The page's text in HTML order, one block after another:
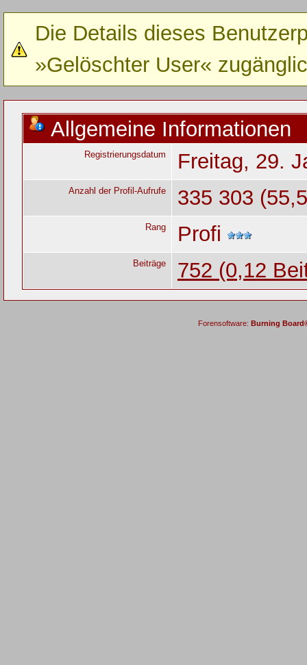
Die Details dieses
»Gelöschter User«
Allgemeine Informationen
Registrierungsdatum Freitag, 29.
Anzahl der Profil-Aufrufe 335 303
Rang Profi
Beiträge 752 (0,12
Forensoftware: Burning